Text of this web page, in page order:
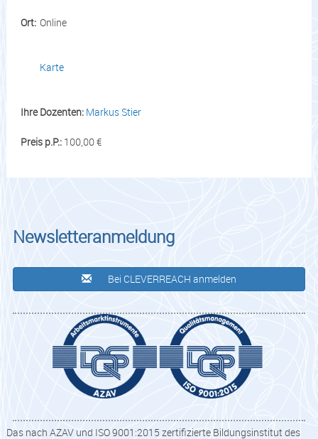
Ort: Online
Karte
Ihre Dozenten: Markus Stier
Preis p.P.:100,00 €
Newsletteranmeldung
Bei CLEVERREACH anmelden
Das nach AZAV und ISO 9001:2015 zertifizierte Bildungsinstitut des